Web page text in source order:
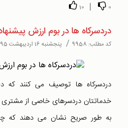
0
|
10
دردسرکاه ها در بوم ارزش
کد مطلب: 9958
/ پنجشنبه 16 اردیبهشت 1395
دردسرکاه ها توصیف می کنند که
خدماتتان دردسرهای خاصی از مشتری
به طور صریح نشان می دهند که